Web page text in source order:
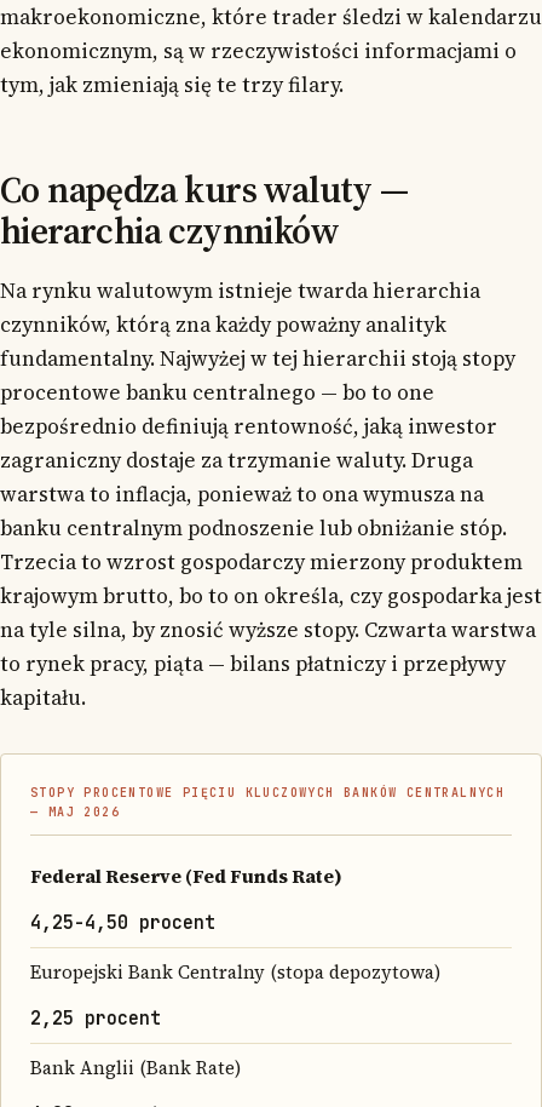
makroekonomiczne, które trader śledzi w kalendarzu
ekonomicznym, są w rzeczywistości informacjami o
tym, jak zmieniają się te trzy filary.
Co napędza kurs waluty —
hierarchia czynników
Na rynku walutowym istnieje twarda hierarchia
czynników, którą zna każdy poważny analityk
fundamentalny. Najwyżej w tej hierarchii stoją stopy
procentowe banku centralnego — bo to one
bezpośrednio definiują rentowność, jaką inwestor
zagraniczny dostaje za trzymanie waluty. Druga
warstwa to inflacja, ponieważ to ona wymusza na
banku centralnym podnoszenie lub obniżanie stóp.
Trzecia to wzrost gospodarczy mierzony produktem
krajowym brutto, bo to on określa, czy gospodarka jest
na tyle silna, by znosić wyższe stopy. Czwarta warstwa
to rynek pracy, piąta — bilans płatniczy i przepływy
kapitału.
STOPY PROCENTOWE PIĘCIU KLUCZOWYCH BANKÓW CENTRALNYCH
— MAJ 2026
Federal Reserve (Fed Funds Rate)
4,25-4,50 procent
Europejski Bank Centralny (stopa depozytowa)
2,25 procent
Bank Anglii (Bank Rate)